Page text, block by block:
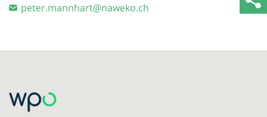
peter.mannhart@naweko.ch